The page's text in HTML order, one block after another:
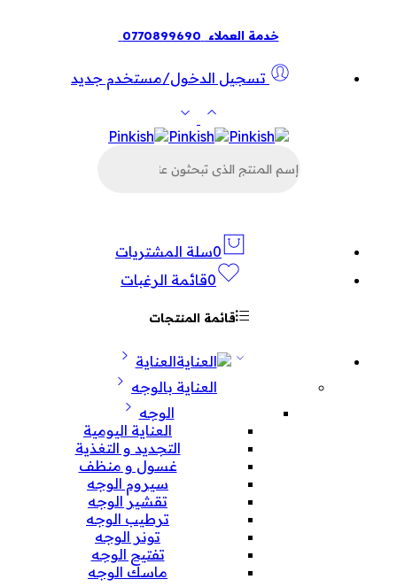
خدمة العملاء 0770899690
تسجيل الدخول/مستخدم جديد
عن
0سلة المشتريات
0قائمة الرغبات
قائمة المنتجات
العناية
العناية بالوجه
الوجه
العناية اليومية
التجديد و التغذية
غسول و منظف
سيروم الوجه
تقشير الوجه
ترطيب الوجه
تونر الوجه
تفتيح الوجه
ماسك الوجه